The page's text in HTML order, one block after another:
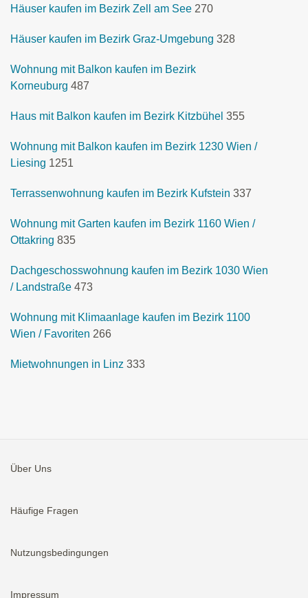
Häuser kaufen im Bezirk Zell am See 270
Häuser kaufen im Bezirk Graz-Umgebung 328
Wohnung mit Balkon kaufen im Bezirk
Korneuburg 487
Haus mit Balkon kaufen im Bezirk Kitzbühel 355
Wohnung mit Balkon kaufen im Bezirk 1230 Wien /
Liesing 1251
Terrassenwohnung kaufen im Bezirk Kufstein 337
Wohnung mit Garten kaufen im Bezirk 1160 Wien /
Ottakring 835
Dachgeschosswohnung kaufen im Bezirk 1030 Wien
/ Landstraße 473
Wohnung mit Klimaanlage kaufen im Bezirk 1100
Wien / Favoriten 266
Mietwohnungen in Linz 333
Über Uns
Häufige Fragen
Nutzungsbedingungen
Impressum